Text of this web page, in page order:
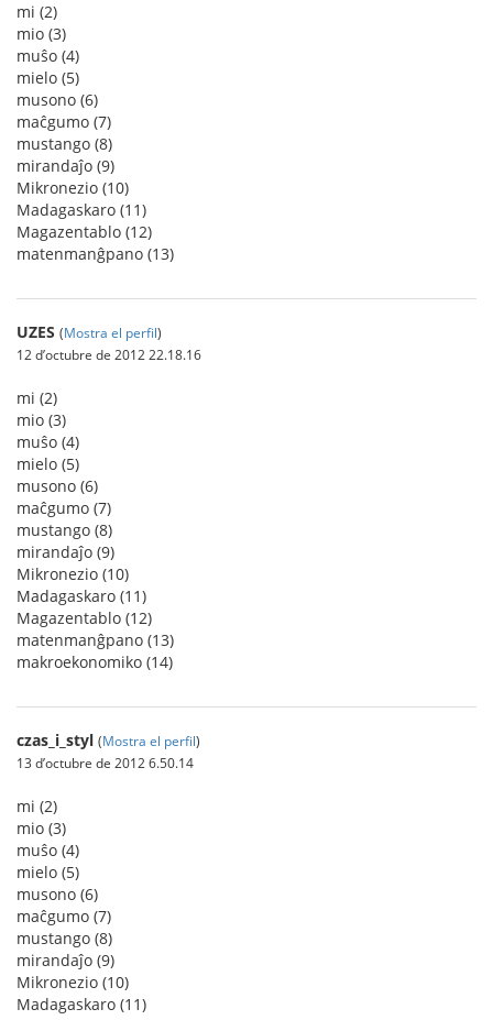
mi (2)
mio (3)
muŝo (4)
mielo (5)
musono (6)
maĉgumo (7)
mustango (8)
mirandaĵo (9)
Mikronezio (10)
Madagaskaro (11)
Magazentablo (12)
matenmanĝpano (13)
UZES (Mostra el perfil)
12 d’octubre de 2012 22.18.16
mi (2)
mio (3)
muŝo (4)
mielo (5)
musono (6)
maĉgumo (7)
mustango (8)
mirandaĵo (9)
Mikronezio (10)
Madagaskaro (11)
Magazentablo (12)
matenmanĝpano (13)
makroekonomiko (14)
czas_i_styl (Mostra el perfil)
13 d’octubre de 2012 6.50.14
mi (2)
mio (3)
muŝo (4)
mielo (5)
musono (6)
maĉgumo (7)
mustango (8)
mirandaĵo (9)
Mikronezio (10)
Madagaskaro (11)